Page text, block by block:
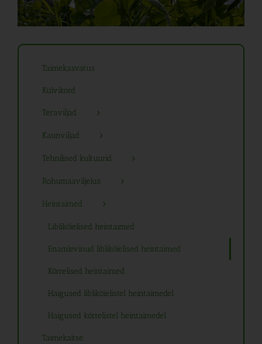
Taimekasvatus
Külvikord
Teraviljad
Kaunviljad
Tehnilised kultuurid
Rohumaaviljelus
Heintaimed
Liblikõielised heintaimed
Enamlevinud liblikõielised heintaimed
Kõrrelised heintaimed
Haigused liblikõielistel heintaimedel
Haigused kõrrelistel heintaimedel
Taimekaitse